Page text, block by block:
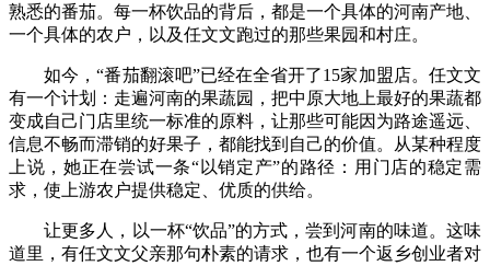
熟悉的番茄。每一杯饮品的背后，都是一个具体的河南产地、
一个具体的农户，以及任文文跑过的那些果园和村庄。
如今，“番茄翻滚吧”已经在全省开了15家加盟店。任文文
有一个计划：走遍河南的果蔬园，把中原大地上最好的果蔬都
变成自己门店里统一标准的原料，让那些可能因为路途遥远、
信息不畅而滞销的好果子，都能找到自己的价值。从某种程度
上说，她正在尝试一条“以销定产”的路径：用门店的稳定需
求，使上游农户提供稳定、优质的供给。
让更多人，以一杯“饮品”的方式，尝到河南的味道。这味
道里，有任文文父亲那句朴素的请求，也有一个返乡创业者对